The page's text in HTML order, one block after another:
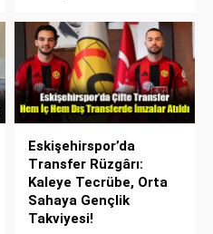
Eskişehirspor’da
Transfer Rüzgârı:
Kaleye Tecrübe, Orta
Sahaya Gençlik
Takviyesi!